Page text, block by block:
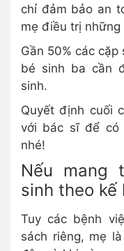
chỉ đảm bảo an
mẹ điều trị
Gần 50% các
bé sinh ba cần
sinh.
Quyết định cuối
với bác sĩ để có
nhé!
Nếu mang
sinh theo kế
Tuy các bệnh
sách riêng, mẹ